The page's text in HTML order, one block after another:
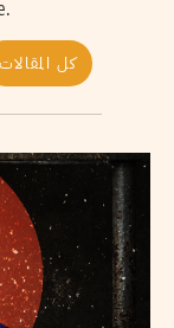
كل المقالات